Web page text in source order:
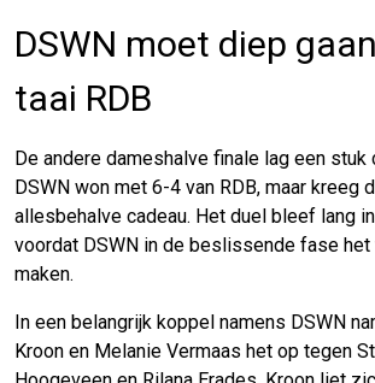
DSWN moet diep
taai RDB
De andere dameshalve finale lag een stuk
DSWN won met 6-4 van RDB, maar kreeg
allesbehalve cadeau. Het duel bleef lang
voordat DSWN in de beslissende fase
maken.
In een belangrijk koppel namens DSWN
Kroon en Melanie Vermaas het op tegen